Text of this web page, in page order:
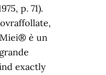
p. 71).
è un
exactly